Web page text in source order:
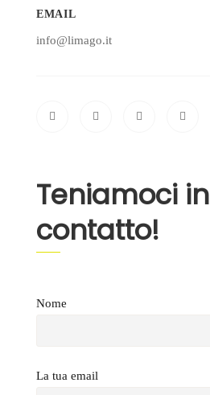
EMAIL
info@limago.it
Teniamoci in
contatto!
Nome
La tua email